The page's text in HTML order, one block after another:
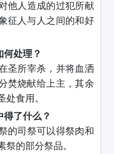
他人造成的过犯所献
征人与人之间的和好
何处理？
圣所宰杀，并将血洒
焚烧献给上主，其余
处食用。
得了什么？
的司祭可以得祭肉和
祭的部分祭品。